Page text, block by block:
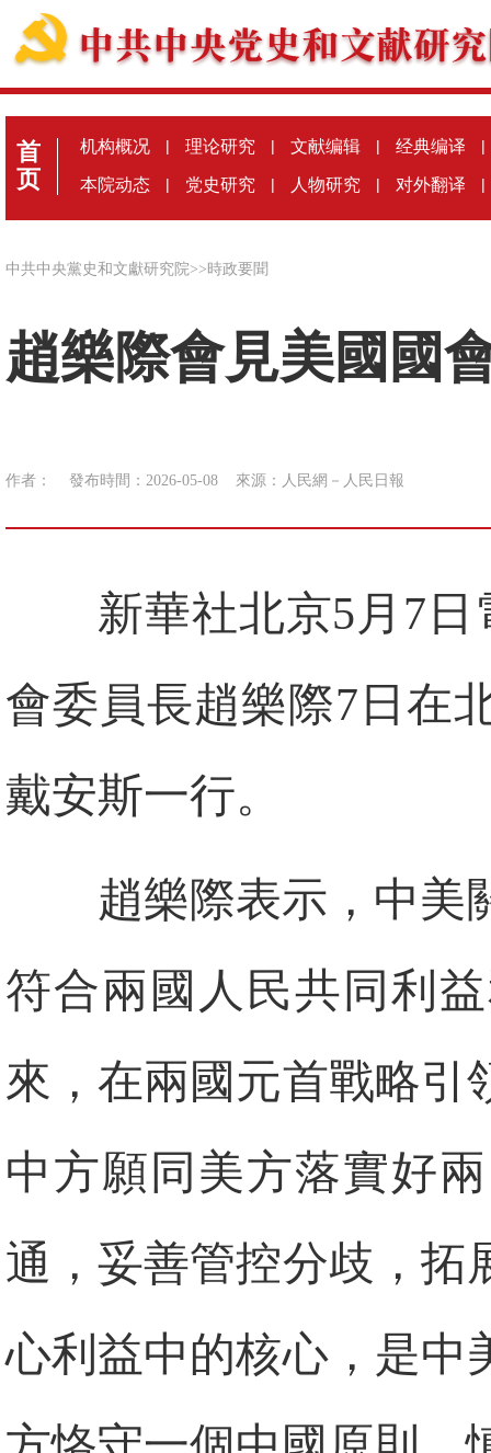
首
页
机构概况 | 理论研究 | 文献编辑 | 经典编译 |
本院动态 | 党史研究 | 人物研究 | 对外翻译 |
中共中央黨史和文獻研究院>>時政要聞
趙樂際會見美國國
作者： 發布時間：2026-05-08 來源： 人民網－人民日報
新華社北京5月7
會委員長趙樂際7日在
戴安斯一行。
趙樂際表示，中美
符合兩國人民共同利
來，在兩國元首戰略引
中方願同美方落實好
通，妥善管控分歧，拓
心利益中的核心，是中